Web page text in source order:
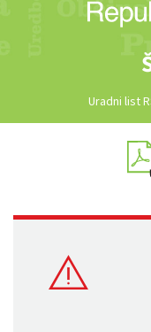
Uradni list